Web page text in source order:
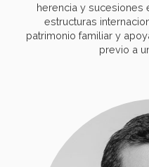
herencia y sucesiones
estructuras
patrimonio familiar y
previo a